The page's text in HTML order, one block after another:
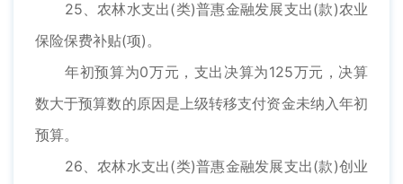
25、农林水支出(类)普惠金融发展支出(款)农业
保险保费补贴(项)。
年初预算为0万元，支出决算为125万元，决算
数大于预算数的原因是上级转移支付资金未纳入年初
预算。
26、农林水支出(类)普惠金融发展支出(款)创业